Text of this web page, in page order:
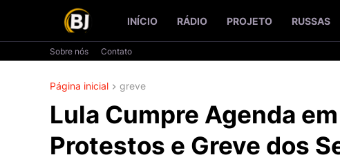
INÍCIO RÁDIO PROJETO RUSSAS
Sobre nós Contato
Página inicial greve
Lula Cumpre Agenda
Protestos e Greve dos